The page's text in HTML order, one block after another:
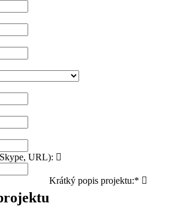
URL):
Krátký popis projektu:*